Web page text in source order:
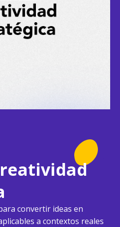
convertir ideas en
a contextos reales